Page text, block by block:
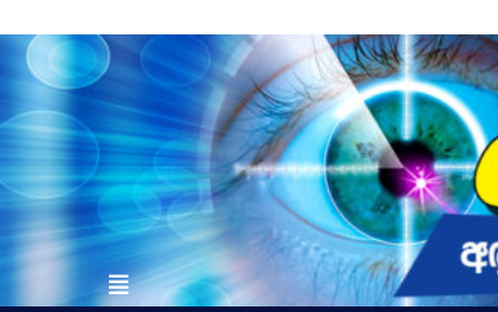
to
contentvinivida.lk